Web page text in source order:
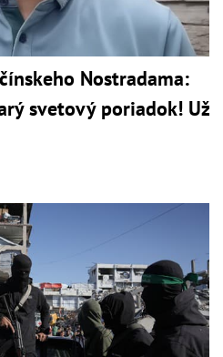
Nostradama:
svetový poriadok! Už